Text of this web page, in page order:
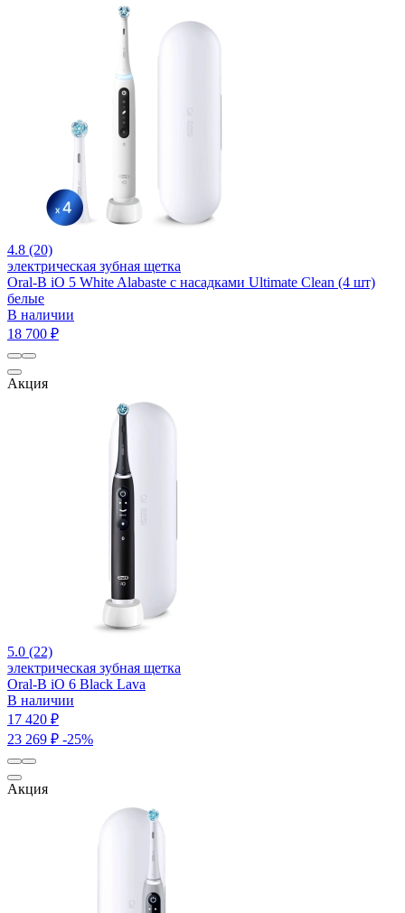
4.8 (20)
электрическая зубная щетка
Oral-B iO 5 White Alabaste с насадками Ultimate Clean (4 шт)
белые
В наличии
18 700 ₽
Акция
5.0 (22)
электрическая зубная щетка
Oral-B iO 6 Black Lava
В наличии
17 420 ₽
23 269 ₽ -25%
Акция